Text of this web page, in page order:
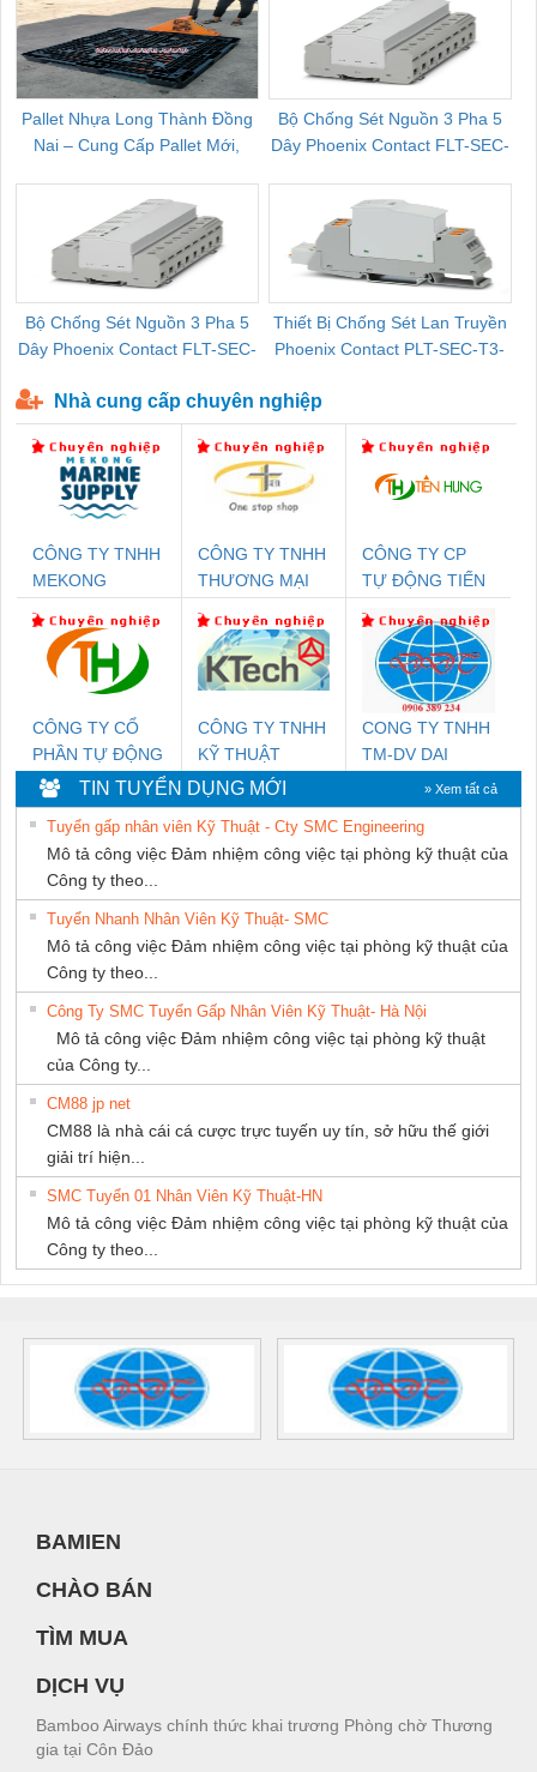
Pallet Nhựa Long Thành Đồng
Nai – Cung Cấp Pallet Mới,
Bộ Chống Sét Nguồn 3 Pha 5
Dây Phoenix Contact FLT-SEC-
Bộ Chống Sét Nguồn 3 Pha 5
Dây Phoenix Contact FLT-SEC-
Thiết Bị Chống Sét Lan Truyền
Phoenix Contact PLT-SEC-T3-
Nhà cung cấp chuyên nghiệp
CÔNG TY TNHH
MEKONG
CÔNG TY TNHH
THƯƠNG MẠI
NAM
CÔNG TY CP
TỰ ĐỘNG TIẾN
CÔNG TY CỔ
PHẦN TỰ ĐỘNG
TIẾN HƯNG
CÔNG TY TNHH
KỸ THUẬT
KTECH VIỆT
NAM
CONG TY TNHH
TM-DV DAI
DONG THANH
TIN TUYỂN DỤNG MỚI » Xem tất cả
Tuyển gấp nhân viên Kỹ Thuật - Cty SMC Engineering
Mô tả công việc Đảm nhiệm công việc tại phòng kỹ thuật của
Công ty theo...
Tuyển Nhanh Nhân Viên Kỹ Thuật- SMC
Mô tả công việc Đảm nhiệm công việc tại phòng kỹ thuật của
Công ty theo...
Công Ty SMC Tuyển Gấp Nhân Viên Kỹ Thuật- Hà Nội
Mô tả công việc Đảm nhiệm công việc tại phòng kỹ thuật
của Công ty...
CM88 jp net
CM88 là nhà cái cá cược trực tuyến uy tín, sở hữu thế giới
giải trí hiện...
SMC Tuyển 01 Nhân Viên Kỹ Thuật-HN
Mô tả công việc Đảm nhiệm công việc tại phòng kỹ thuật của
Công ty theo...
BAMIEN
CHÀO BÁN
TÌM MUA
DỊCH VỤ
Bamboo Airways chính thức khai trương Phòng chờ Thương
gia tại Côn Đảo